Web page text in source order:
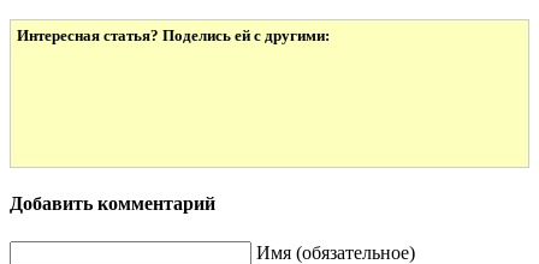
Интересная статья? Поделись ей с другими:
Добавить комментарий
Имя (обязательное)